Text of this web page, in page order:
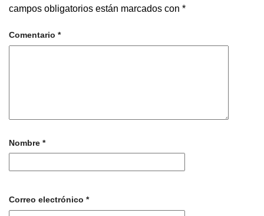
campos obligatorios están marcados con *
Comentario *
Nombre *
Correo electrónico *